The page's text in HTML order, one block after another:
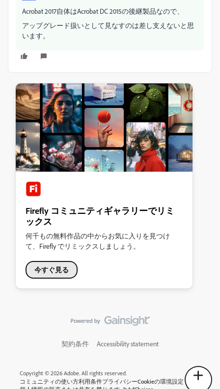
Acrobat 2017自体はAcrobat DC 2015の後継製品なので、
アップグレード扱いとして見なすのは差し支えないと思
います。
Firefly コミュニティギャラリーでリミ
ックス
何千もの無料作品の中からお気に入りを見つけ
て、Firefly でリミックスしましょう。
今すぐ見る
契約条件 Accessibility statement
Copyright © 2026 Adobe. All rights reserved.
コミュニティの使い方利用条件プライバシーCookieの環境設定